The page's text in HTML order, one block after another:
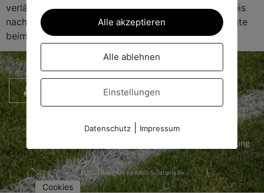
verlässt unser 2. Vorsitzender den Schiedsrichterkreis
nach zwei Wahlperioden. Die Verabschiedung erfolgte
beim Belehrungsabend. Gut gemacht, Paul!
© 2021 Designed by WNO-Solutions.de
Datenschutzerklärung
Cookies
Alle akzeptieren
Alle ablehnen
Einstellungen
Datenschutz| Impressum